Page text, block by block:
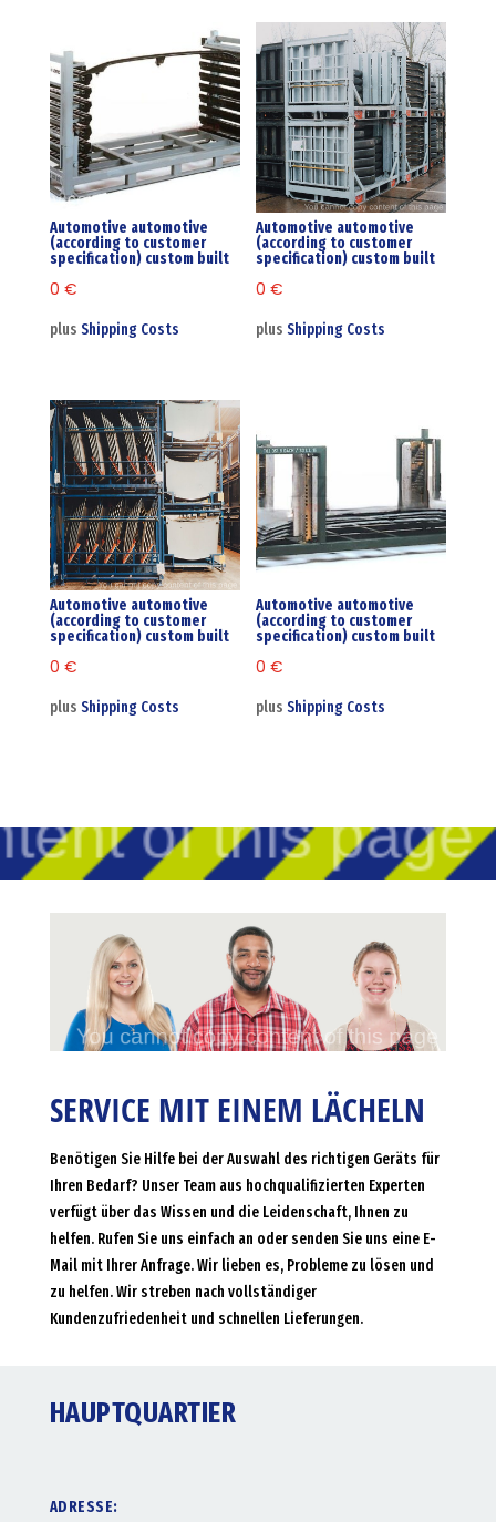
Automotive automotive
(according to customer
specification) custom built
0 €
plus Shipping Costs
Automotive automotive
(according to customer
specification) custom built
0€
plusShipping Costs
Automotive automotive
(according to customer
specification) custom built
0 €
plus Shipping Costs
Automotive automotive
(according to customer
specification) custom built
0€
plusShipping Costs
SERVICE MIT EINEM LÄCHELN
Benötigen Sie Hilfe bei der Auswahl des richtigen Geräts für
Ihren Bedarf? Unser Team aus hochqualifizierten Experten
verfügt über das Wissen und die Leidenschaft, Ihnen zu
helfen. Rufen Sie uns einfach an oder senden Sie uns eine E-
Mail mit Ihrer Anfrage. Wir lieben es, Probleme zu lösen und
zu helfen. Wir streben nach vollständiger
Kundenzufriedenheit und schnellen Lieferungen.
HAUPTQUARTIER
ADRESSE: